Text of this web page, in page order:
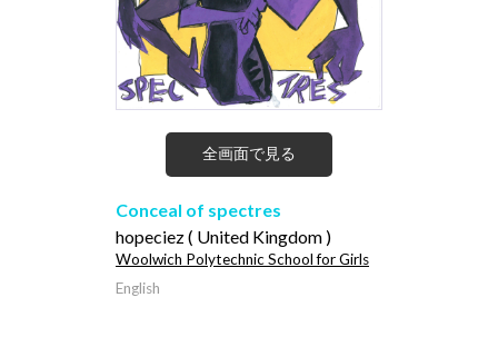
全画面で見る
Conceal of spectres
hopeciez ( United Kingdom )
Woolwich Polytechnic School for Girls
English